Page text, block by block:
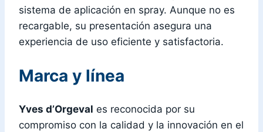
sistema de aplicación en spray. Aunque no es
recargable, su presentación asegura una
experiencia de uso eficiente y satisfactoria.
Marca y línea
Yves d’Orgeval es reconocida por su
compromiso con la calidad y la innovación en el